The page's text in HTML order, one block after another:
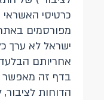
כרטיסי
מפורסמים
ישראל לא ערך
אחריותם
בדף זה מאפשר
הדוחות